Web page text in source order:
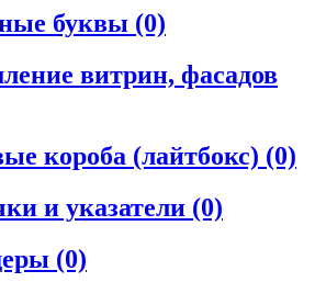
буквы (0)
витрин, фасадов
короба (лайтбокс) (0)
и указатели (0)
(0)